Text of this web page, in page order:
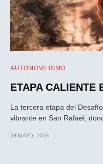
AUTOMOVILISMO
ETAPA CALIENTE
La tercera etapa del
vibrante en San Rafael,
28 MAYO, 2026